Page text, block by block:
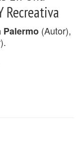
Recreativa
Palermo (Autor),